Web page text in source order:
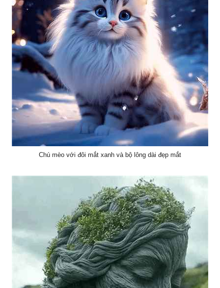
Chú mèo với đôi mắt xanh và bộ lông dài đẹp mắt